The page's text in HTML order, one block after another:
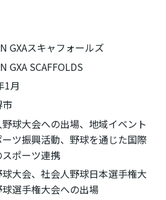
GXAスキャフォールズ
GXA SCAFFOLDS
1月
市
球大会への出場、地域イベント
ツ振興活動、野球を通じた国際
ポーツ連携
球大会、社会人野球日本選手権大
選手権大会への出場